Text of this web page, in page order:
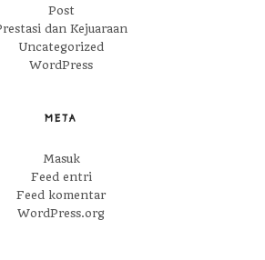
Post
dan Kejuaraan
Uncategorized
WordPress
META
Masuk
Feed entri
Feed komentar
WordPress.org